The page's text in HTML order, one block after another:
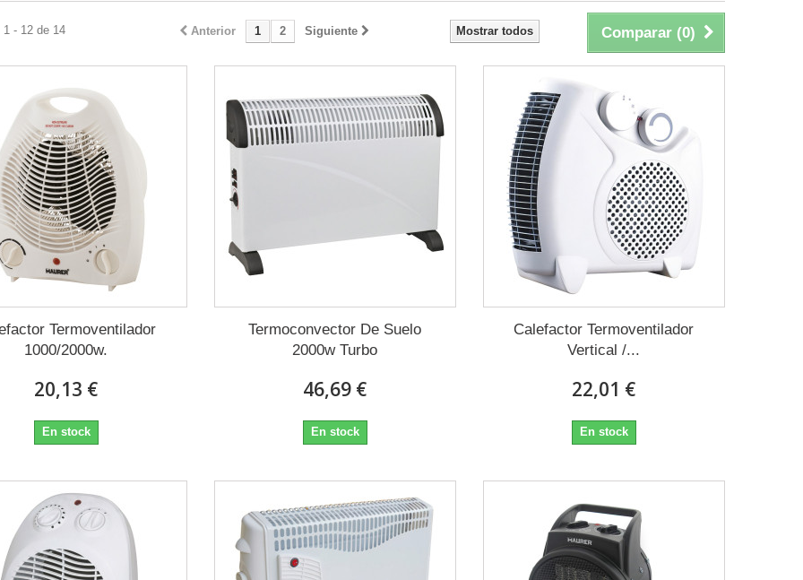
Comparar (0)
Mostrar todos
Anterior 1 2 Siguiente
1 - 12 de 14
Termoventilador
1000/2000w.
20,13 €
En stock
Termoconvector De Suelo
2000w Turbo
46,69 €
En stock
Calefactor Termoventilador
Vertical /...
22,01 €
En stock